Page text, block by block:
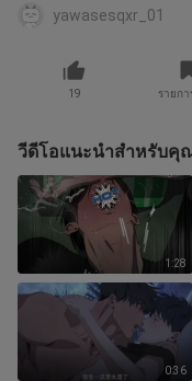
yawasesqxr_01
19 รายกา
วีดีโอแนะนำสำหรับคุ
1:28
0:36